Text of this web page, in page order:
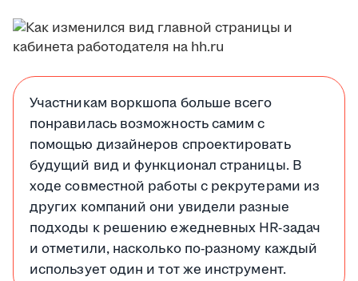
Участникам воркшопа больше всего
понравилась возможность самим с
помощью дизайнеров спроектировать
будущий вид и функционал страницы. В
ходе совместной работы с рекрутерами из
других компаний они увидели разные
подходы к решению ежедневных HR-задач
и отметили, насколько по-разному каждый
использует один и тот же инструмент.